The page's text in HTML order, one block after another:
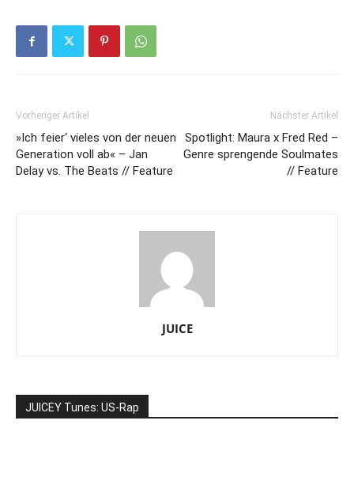
Vorheriger Artikel
»Ich feier‘ vieles von der neuen
Generation voll ab« – Jan
Delay vs. The Beats // Feature
Nächster Artikel
Spotlight: Maura x Fred Red –
Genre sprengende Soulmates
// Feature
JUICE
JUICEY Tunes: US-Rap